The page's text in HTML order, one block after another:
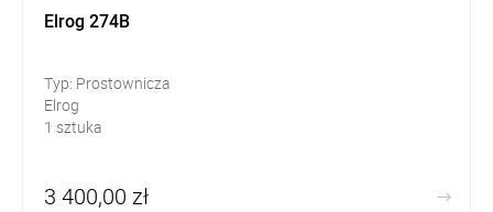
Elrog 274B
Typ: Prostownicza
Elrog
1 sztuka
3 400,00 zł